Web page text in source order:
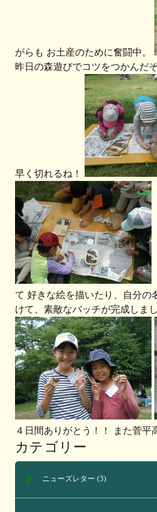
がらも お土産のために奮闘中。
昨日の森遊びでコツをつかんだ
早く切れるね！
て 好きな絵を描いたり、自分の
けて、素敵なバッチが完成しまし
４日間ありがとう！！ また菅平
カテゴリー
ニューズレター (3)